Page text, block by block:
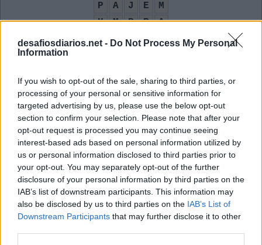
desafiosdiarios.net - Do Not Process My Personal
Information
If you wish to opt-out of the sale, sharing to third parties, or
processing of your personal or sensitive information for
targeted advertising by us, please use the below opt-out
section to confirm your selection. Please note that after your
opt-out request is processed you may continue seeing
interest-based ads based on personal information utilized by
us or personal information disclosed to third parties prior to
your opt-out. You may separately opt-out of the further
disclosure of your personal information by third parties on the
IAB’s list of downstream participants. This information may
also be disclosed by us to third parties on the IAB’s List of
Downstream Participants that may further disclose it to other
P
A J E
M
U
M P R
A
E
X
E
Livro de Ana Maria Machado: __ Lá, Outro Pra Cá:
U
M P R
A
Sigla do país sede da Toyota:
J
P
Parte superior de alguma coisa:
A
M E I
A
Pegar fogo, incendiar: